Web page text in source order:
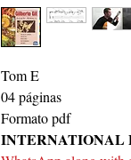
Tom E
04 páginas
Formato pdf
INTERNATIONAL